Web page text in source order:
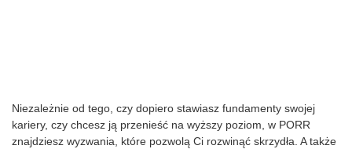
Niezależnie od tego, czy dopiero stawiasz fundamenty swojej
kariery, czy chcesz ją przenieść na wyższy poziom, w PORR
znajdziesz wyzwania, które pozwolą Ci rozwinąć skrzydła. A także